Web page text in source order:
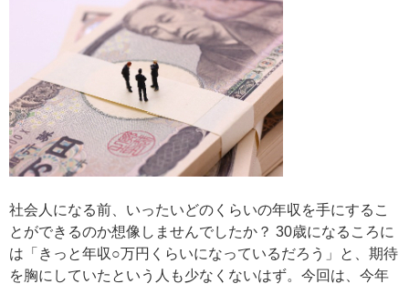
社会人になる前、いったいどのくらいの年収を手にするこ
とができるのか想像しませんでしたか？ 30歳になるころに
は「きっと年収○万円くらいになっているだろう」と、期待
を胸にしていたという人も少なくないはず。今回は、今年